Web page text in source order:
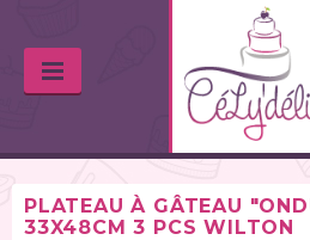
PLATEAU À GÂTEAU
33X48CM 3 PCS WILTON